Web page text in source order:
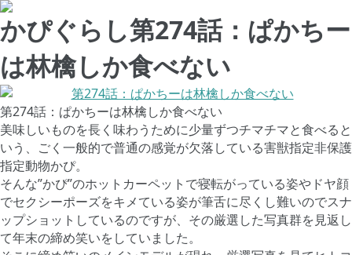
かぴぐらし第274話：ぱかちー
は林檎しか食べない
第274話：ぱかちーは林檎しか食べない
美味しいものを長く味わうために少量ずつチマチマと食べると
いう、ごく一般的で普通の感覚が欠落している害獣指定非保護
指定動物かぴ。
そんな”かぴ”のホットカーペットで寝転がっている姿やドヤ顔
でセクシーポーズをキメている姿が筆舌に尽くし難いのでスナ
ップショットしているのですが、その厳選した写真群を見返し
て年末の締め笑いをしていました。